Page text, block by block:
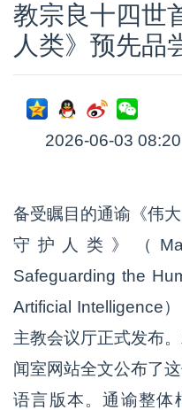
教宗良十四世
人类》预先品
2026-06-03
备受瞩目的通谕《伟
守护人类》（
Safeguarding the
Artificial Intelligence
主教会议厅正式发布
闻室网站全文公布了
语言版本。通谕整体